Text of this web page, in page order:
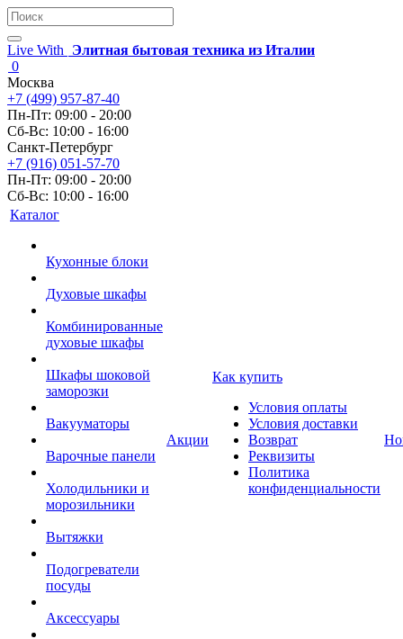
Live With
Элитная бытовая техника из Италии
0
Москва
+7 (499) 957-87-40
Пн-Пт: 09:00 - 20:00
Сб-Вс: 10:00 - 16:00
Санкт-Петербург
+7 (916) 051-57-70
Пн-Пт: 09:00 - 20:00
Сб-Вс: 10:00 - 16:00
Каталог
Кухонные блоки
Духовые шкафы
Комбинированные
духовые шкафы
Шкафы шоковой
заморозки
Вакууматоры
Варочные панели
Холодильники и
морозильники
Вытяжки
Подогреватели
посуды
Аксессуары
Акции
Как купить
Условия оплаты
Условия доставки
Возврат
Реквизиты
Политика
конфиденциальности